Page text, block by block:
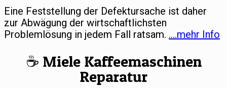
Eine Feststellung der Defektursache ist daher
zur Abwägung der wirtschaftlichsten
Problemlösung in jedem Fall ratsam. ….mehr Info
☕️ Miele Kaffeemaschinen
Reparatur